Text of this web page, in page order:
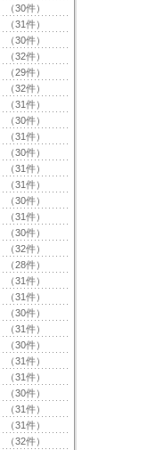
（30件）
（31件）
（30件）
（32件）
（29件）
（32件）
（31件）
（30件）
（31件）
（30件）
（31件）
（31件）
（30件）
（31件）
（30件）
（32件）
（28件）
（31件）
（31件）
（30件）
（31件）
（30件）
（31件）
（31件）
（30件）
（31件）
（31件）
（32件）